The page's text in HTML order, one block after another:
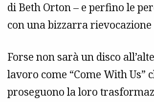
di Beth Orton – e perfino le
con una bizzarra
Forse non sarà un disco
lavoro come “Come With
proseguono la loro